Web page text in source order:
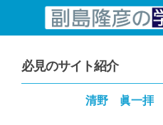
コンテンツへスキップ
必見のサイト紹介
清野 眞一拝